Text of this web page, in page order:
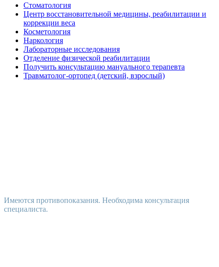
Стоматология
Центр восстановительной медицины, реабилитации и
коррекции веса
Косметология
Наркология
Лабораторные исследования
Отделение физической реабилитации
Получить консультацию мануального терапевта
Травматолог-ортопед (детский, взрослый)
Имеются противопоказания. Необходима консультация
специалиста.